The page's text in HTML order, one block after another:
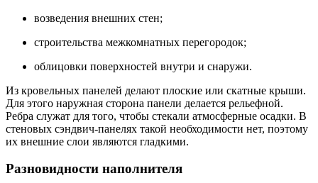
возведения внешних стен;
строительства межкомнатных перегородок;
облицовки поверхностей внутри и снаружи.
Из кровельных панелей делают плоские или скатные крыши.
Для этого наружная сторона панели делается рельефной.
Ребра служат для того, чтобы стекали атмосферные осадки. В
стеновых сэндвич-панелях такой необходимости нет, поэтому
их внешние слои являются гладкими.
Разновидности наполнителя